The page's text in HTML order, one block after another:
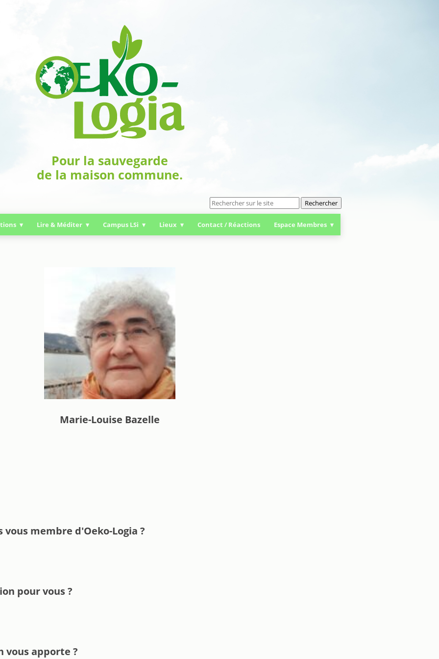
Pour la sauvegarde
de la maison commune.
Rechercher
Lire & Méditer Campus LSi Lieux Contact / Réactions Espace Membres
Marie-Louise Bazelle
membre d'Oeko-Logia ?
pour vous ?
vous apporte ?